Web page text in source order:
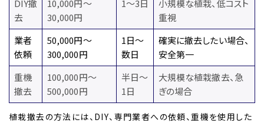
DIY撤
去
10,000円～
30,000円
1～3日
小規模な植栽、低コスト
重視
業者
依頼
50,000円～
300,000円
1日～
数日
確実に撤去したい場合、
安全第一
重機
撤去
100,000円～
500,000円
半日～
1日
大規模な植栽撤去、急
ぎの場合
植栽撤去の方法には、DIY、専門業者への依頼、重機を使用した